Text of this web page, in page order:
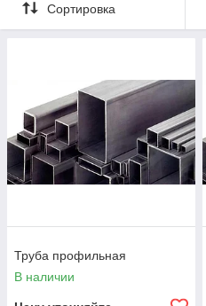
Сортировка
Труба профильная
В наличии